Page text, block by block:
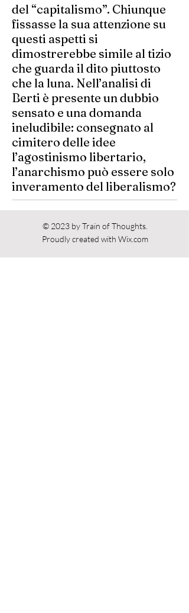
del “capitalismo”. Chiunque
fissasse la sua attenzione su
questi aspetti si
dimostrerebbe simile al tizio
che guarda il dito piuttosto
che la luna. Nell’analisi di
Berti è presente un dubbio
sensato e una domanda
ineludibile: consegnato al
cimitero delle idee
l’agostinismo libertario,
l’anarchismo può essere solo
inveramento del liberalismo?
Torna a Recensioni
© 2023 by Train of Thoughts.
Proudly created with Wix.com